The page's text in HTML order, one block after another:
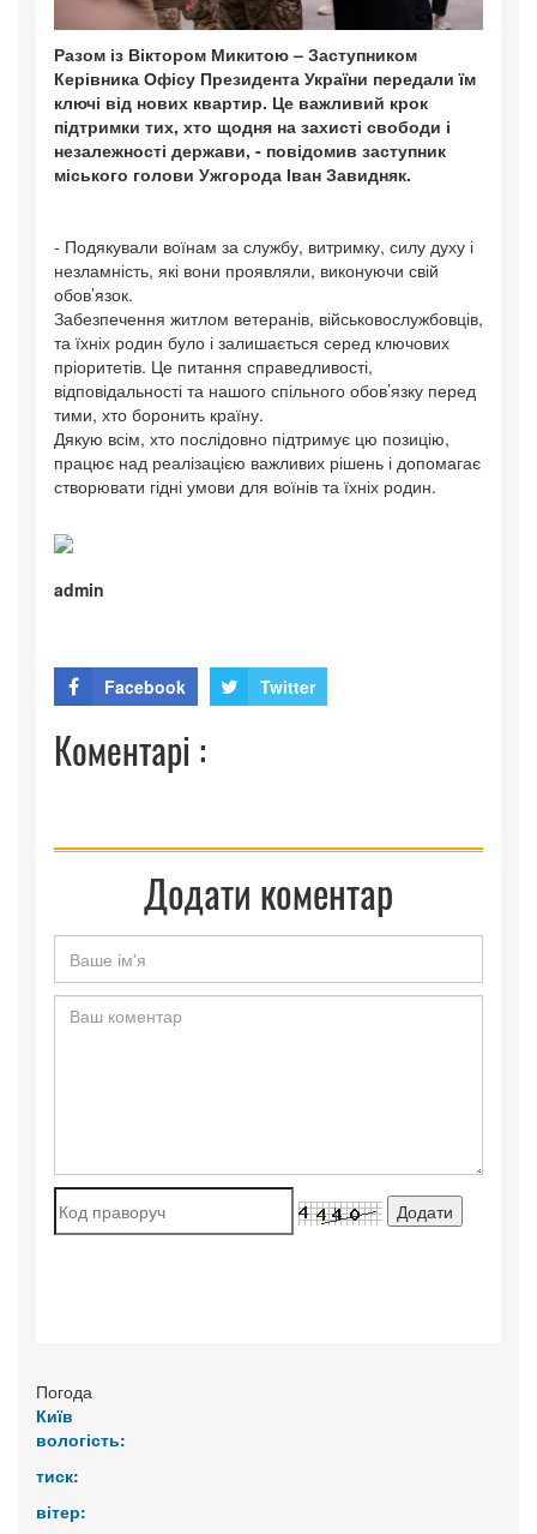
Разом із Віктором Микитою – Заступником
Керівника Офісу Президента України передали їм
ключі від нових квартир. Це важливий крок
підтримки тих, хто щодня на захисті свободи і
незалежності держави, - повідомив заступник
міського голови Ужгорода Іван Завидняк.
- Подякували воїнам за службу, витримку, силу духу і
незламність, які вони проявляли, виконуючи свій
обов’язок.
Забезпечення житлом ветеранів, військовослужбовців,
та їхніх родин було і залишається серед ключових
пріоритетів. Це питання справедливості,
відповідальності та нашого спільного обов’язку перед
тими, хто боронить країну.
Дякую всім, хто послідовно підтримує цю позицію,
працює над реалізацією важливих рішень і допомагає
створювати гідні умови для воїнів та їхніх родин.
admin
Facebook Twitter
Коментарі :
Додати коментар
Погода
Київ
вологість:
тиск:
вітер: